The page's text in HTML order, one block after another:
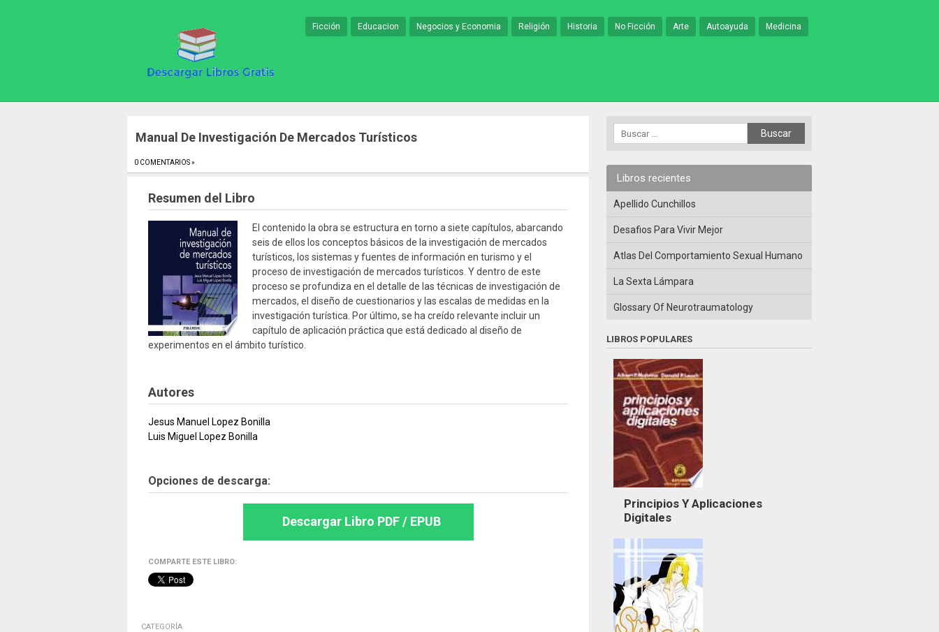
Ficción Educacion Negocios y Economia Religión Historia No Ficción Arte Autoayuda Medicina
Manual De Investigación De Mercados Turísticos
0 COMENTARIOS »
Resumen del Libro
El contenido la obra se estructura en torno a siete capítulos, abarcando
seis de ellos los conceptos básicos de la investigación de mercados
turísticos, los sistemas y fuentes de información en turismo y el
proceso de investigación de mercados turísticos. Y dentro de este
proceso se profundiza en el detalle de las técnicas de investigación de
mercados, el diseño de cuestionarios y las escalas de medidas en la
investigación turística. Por último, se ha creído relevante incluir un
capítulo de aplicación práctica que está dedicado al diseño de
experimentos en el ámbito turístico.
Autores
Jesus Manuel Lopez Bonilla
Luis Miguel Lopez Bonilla
Opciones de descarga:
Descargar Libro PDF / EPUB
COMPARTE ESTE LIBRO:
CATEGORÍA
Libros recientes
Apellido Cunchillos
Desafios Para Vivir Mejor
Atlas Del Comportamiento Sexual Humano
La Sexta Lámpara
Glossary Of Neurotraumatology
LIBROS POPULARES
Principios Y Aplicaciones
Digitales